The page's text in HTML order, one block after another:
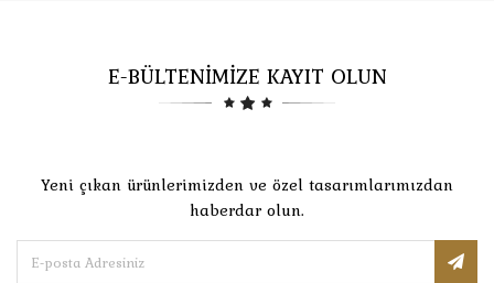
E-BÜLTENİMİZE KAYIT OLUN
Yeni çıkan ürünlerimizden ve özel tasarımlarımızdan
haberdar olun.